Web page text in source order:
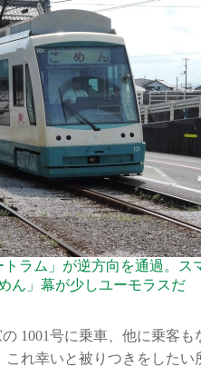
ラム」が逆方向を通過。ス
ん」幕が少しユーモラスだ
1001号に乗車、他に乗客も
これ幸いと被りつきをしたい